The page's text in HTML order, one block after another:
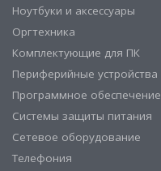
Ноутбуки и аксессуары
Оргтехника
Комплектующие для ПК
Периферийные устройства
Программное обеспечение
Системы защиты питания
Сетевое оборудование
Телефония